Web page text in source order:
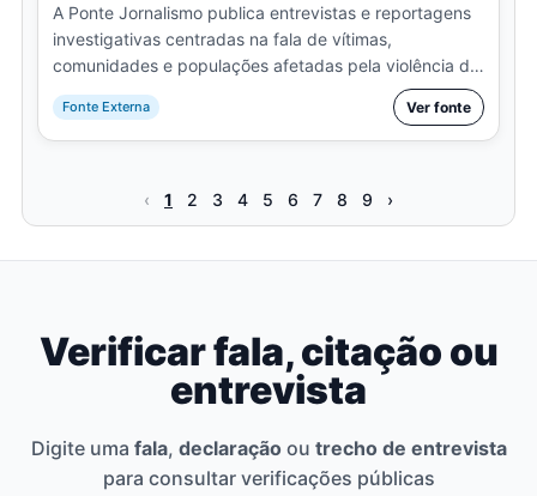
A Ponte Jornalismo publica entrevistas e reportagens
investigativas centradas na fala de vítimas,
comunidades e populações afetadas pela violência de
Estado.
Fonte Externa Ver fonte
‹ 1 2 3 4 5 6 7 8 9 ›
Verificar fala, citação ou
entrevista
Digite uma fala, declaraçãoou trecho de entrevista
para consultar verificações públicas